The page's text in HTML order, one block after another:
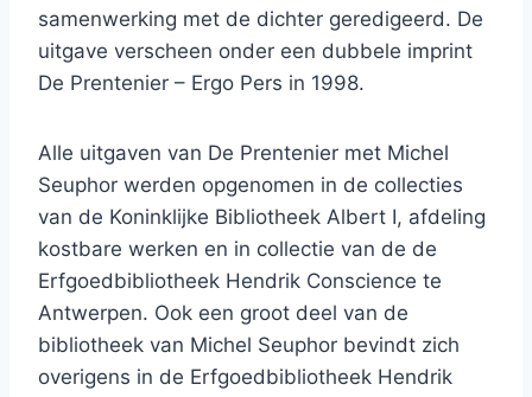
samenwerking met de dichter geredigeerd. De
uitgave verscheen onder een dubbele imprint
De Prentenier – Ergo Pers in 1998.
Alle uitgaven van De Prentenier met Michel
Seuphor werden opgenomen in de collecties
van de Koninklijke Bibliotheek Albert I, afdeling
kostbare werken en in collectie van de de
Erfgoedbibliotheek Hendrik Conscience te
Antwerpen. Ook een groot deel van de
bibliotheek van Michel Seuphor bevindt zich
overigens in de Erfgoedbibliotheek Hendrik